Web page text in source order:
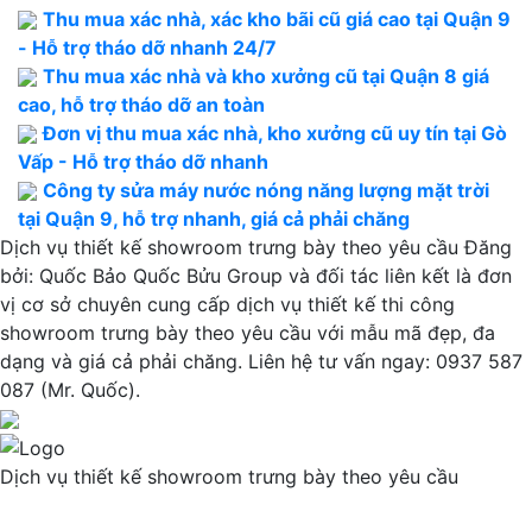
Thu mua xác nhà, xác kho bãi cũ giá cao tại Quận 9
- Hỗ trợ tháo dỡ nhanh 24/7
Thu mua xác nhà và kho xưởng cũ tại Quận 8 giá
cao, hỗ trợ tháo dỡ an toàn
Đơn vị thu mua xác nhà, kho xưởng cũ uy tín tại Gò
Vấp - Hỗ trợ tháo dỡ nhanh
Công ty sửa máy nước nóng năng lượng mặt trời
tại Quận 9, hỗ trợ nhanh, giá cả phải chăng
Dịch vụ thiết kế showroom trưng bày theo yêu cầu Đăng
bởi: Quốc Bảo Quốc Bửu Group và đối tác liên kết là đơn
vị cơ sở chuyên cung cấp dịch vụ thiết kế thi công
showroom trưng bày theo yêu cầu với mẫu mã đẹp, đa
dạng và giá cả phải chăng. Liên hệ tư vấn ngay: 0937 587
087 (Mr. Quốc).
Dịch vụ thiết kế showroom trưng bày theo yêu cầu